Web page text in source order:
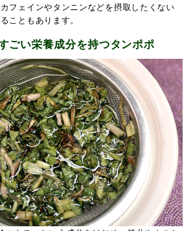
フェインやタンニンなどを摂取したくない
こともあります。
ごい栄養成分を持つタンポポ